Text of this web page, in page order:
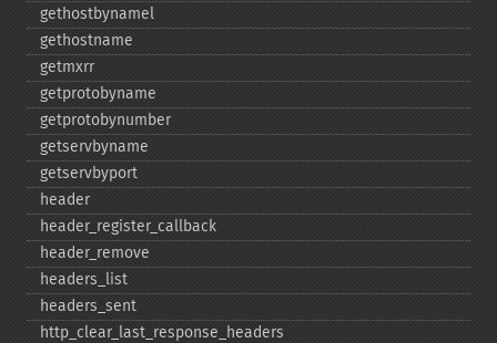
gethostbynamel
gethostname
getmxrr
getprotobyname
getprotobynumber
getservbyname
getservbyport
header
header_​register_​callback
header_​remove
headers_​list
headers_​sent
http_​clear_​last_​response_​headers